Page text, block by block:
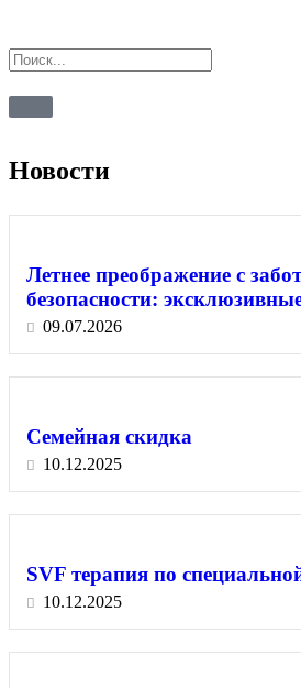
Новости
Летнее преображение с
безопасности:
09.07.2026
Семейная скидка
10.12.2025
SVF терапия по
10.12.2025